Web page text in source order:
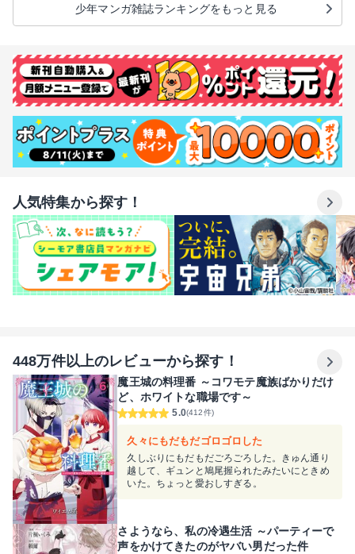
少年マンガ雑誌ランキングをもっと見る
人気特集から探す！
448万件以上のレビューから探す！
魔王城の料理番 ～コワモテ魔族ばかりだけ
ど、ホワイトな職場です～
5.0(412件)
久々にもだもだゴロゴロした
久しぶりにもだもだごろごろした。きゅん通り
越して、ギュンと鳩尾握られたみたいにときめ
いた。ちょっと愛おしすぎる。
さようなら、私の冷遇生活 ～パーティーで
声をかけてきたのがヤバい男だった件